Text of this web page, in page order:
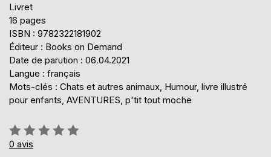
Livret
16 pages
ISBN : 9782322181902
Éditeur : Books on Demand
Date de parution : 06.04.2021
Langue : français
Mots-clés : Chats et autres animaux, Humour, livre illustré
pour enfants, AVENTURES, p'tit tout moche
Évaluation:
0%
0 avis